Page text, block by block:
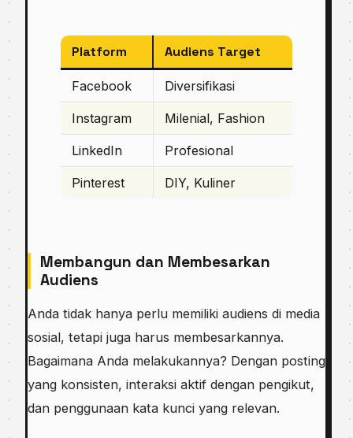
Platform Audiens Target
Facebook Diversifikasi
Instagram Milenial, Fashion
LinkedIn Profesional
Pinterest DIY, Kuliner
Membangun dan Membesarkan
Audiens
Anda tidak hanya perlu memiliki audiens di media
sosial, tetapi juga harus membesarkannya.
Bagaimana Anda melakukannya? Dengan posting
yang konsisten, interaksi aktif dengan pengikut,
dan penggunaan kata kunci yang relevan.